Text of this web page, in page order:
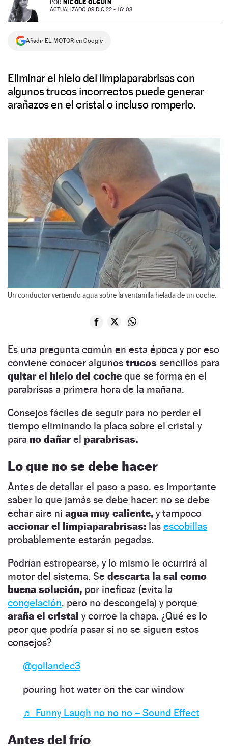
NEWSLETTER
SÍGUENOS
POR NICOLE OLGUÍN
ACTUALIZADO 09 DIC 22 - 16: 08
Añadir EL MOTOR en Google
Eliminar el hielo del limpiaparabrisas con
algunos trucos incorrectos puede generar
arañazos en el cristal o incluso romperlo.
Un conductor vertiendo agua sobre la ventanilla helada de un coche.
Es una pregunta común en esta época y por eso
conviene conocer algunos trucos sencillos para
quitar el hielo del coche que se forma en el
parabrisas a primera hora de la mañana.
Consejos fáciles de seguir para no perder el
tiempo eliminando la placa sobre el cristal y
para no dañarel parabrisas.
Lo que no se debe hacer
Antes de detallar el paso a paso, es importante
saber lo que jamás se debe hacer: no se debe
echar aire ni agua muy caliente, y tampoco
accionar el limpiaparabrisas: las escobillas
probablemente estarán pegadas.
Podrían estropearse, y lo mismo le ocurrirá al
motor del sistema. Se descarta la sal como
buena solución, por ineficaz (evita la
congelación, pero no descongela) y porque
araña el cristal y corroe la chapa. ¿Qué es lo
peor que podría pasar si no se siguen estos
consejos?
@gollandec3
pouring hot water on the car window
♬ Funny Laugh no no no – Sound Effect
Antes del frío